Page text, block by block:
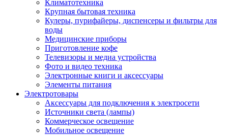
Климатотехника
Крупная бытовая техника
Кулеры, пурифайеры, диспенсеры и фильтры для
воды
Медицинские приборы
Приготовление кофе
Телевизоры и медиа устройства
Фото и видео техника
Электронные книги и аксессуары
Элементы питания
Электротовары
Аксессуары для подключения к электросети
Источники света (лампы)
Коммерческое освещение
Мобильное освещение